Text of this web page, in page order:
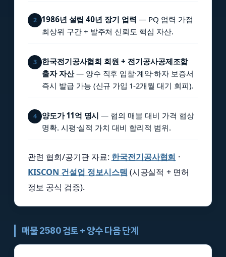
2 1986년 설립 40년 장기 업력 — PQ 업력 가점
최상위 구간 + 발주처 신뢰도 핵심 자산.
3
한국전기공사협회 회원 + 전기공사공제조합
출자 자산— 양수 직후 입찰·계약·하자 보증서
즉시 발급 가능 (신규 가입 1-2개월 대기 회피).
4 양도가 11억 명시 — 협의 매물 대비 가격 협상
명확. 시평·실적 가치 대비 합리적 범위.
관련 협회/공기관 자료: 한국전기공사협회 ·
KISCON 건설업 정보시스템 (시공실적 + 면허
정보 공식 검증).
매물 2580 검토 + 양수 다음 단계